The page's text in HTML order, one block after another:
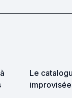
Le